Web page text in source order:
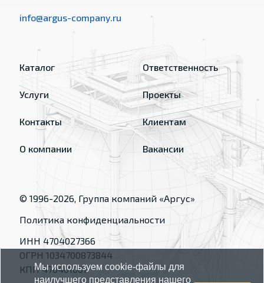
info@argus-company.ru
Каталог
Услуги
Контакты
О компании
Ответственность
Проекты
Клиентам
Вакансии
© 1996-2026, Группа компаний «Аргус»
Политика конфиденциальности
ИНН 4704027366
ОГРН 1034700873844
КПП 470401001
Мы используем cookie-файлы для
наилучшего представления нашего